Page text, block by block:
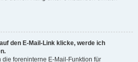
den E-Mail-Link klicke, werde ich
die foreninterne E-Mail-Funktion für